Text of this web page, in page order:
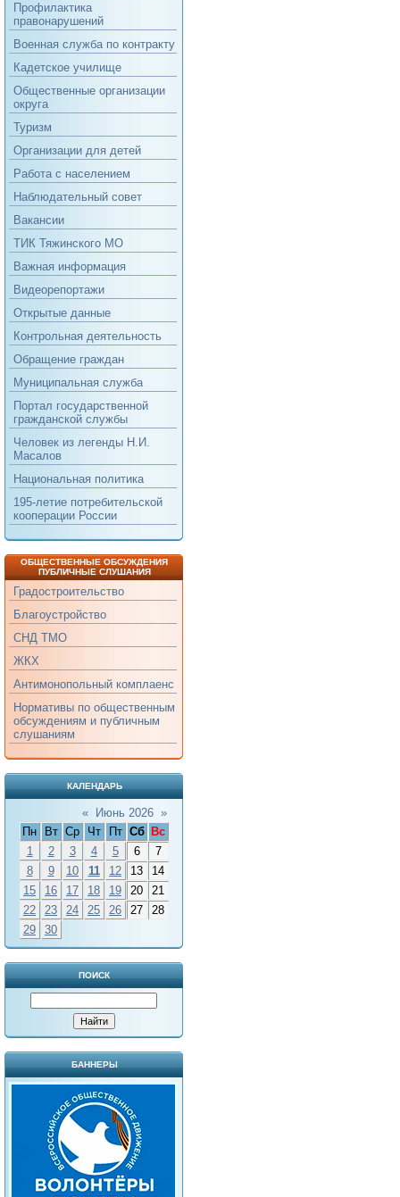
Профилактика
правонарушений
Военная служба по контракту
Кадетское училище
Общественные организации
округа
Туризм
Организации для детей
Работа с населением
Наблюдательный совет
Вакансии
ТИК Тяжинского МО
Важная информация
Видеорепортажи
Открытые данные
Контрольная деятельность
Обращение граждан
Муниципальная служба
Портал государственной
гражданской службы
Человек из легенды Н.И.
Масалов
Национальная политика
195-летие потребительской
кооперации России
ОБЩЕСТВЕННЫЕ ОБСУЖДЕНИЯ
ПУБЛИЧНЫЕ СЛУШАНИЯ
Градостроительство
Благоустройство
СНД ТМО
ЖКХ
Антимонопольный комплаенс
Нормативы по общественным
обсуждениям и публичным
слушаниям
КАЛЕНДАРЬ
« Июнь 2026 »
Пн
Вт Ср Чт Пт Сб
Вс
1
2 3 4 5 6
7
8
9 10 11 12 13
14
15
16 17 18 19 20
21
22
23 24 25 26 27
28
29
30
ПОИСК
БАННЕРЫ